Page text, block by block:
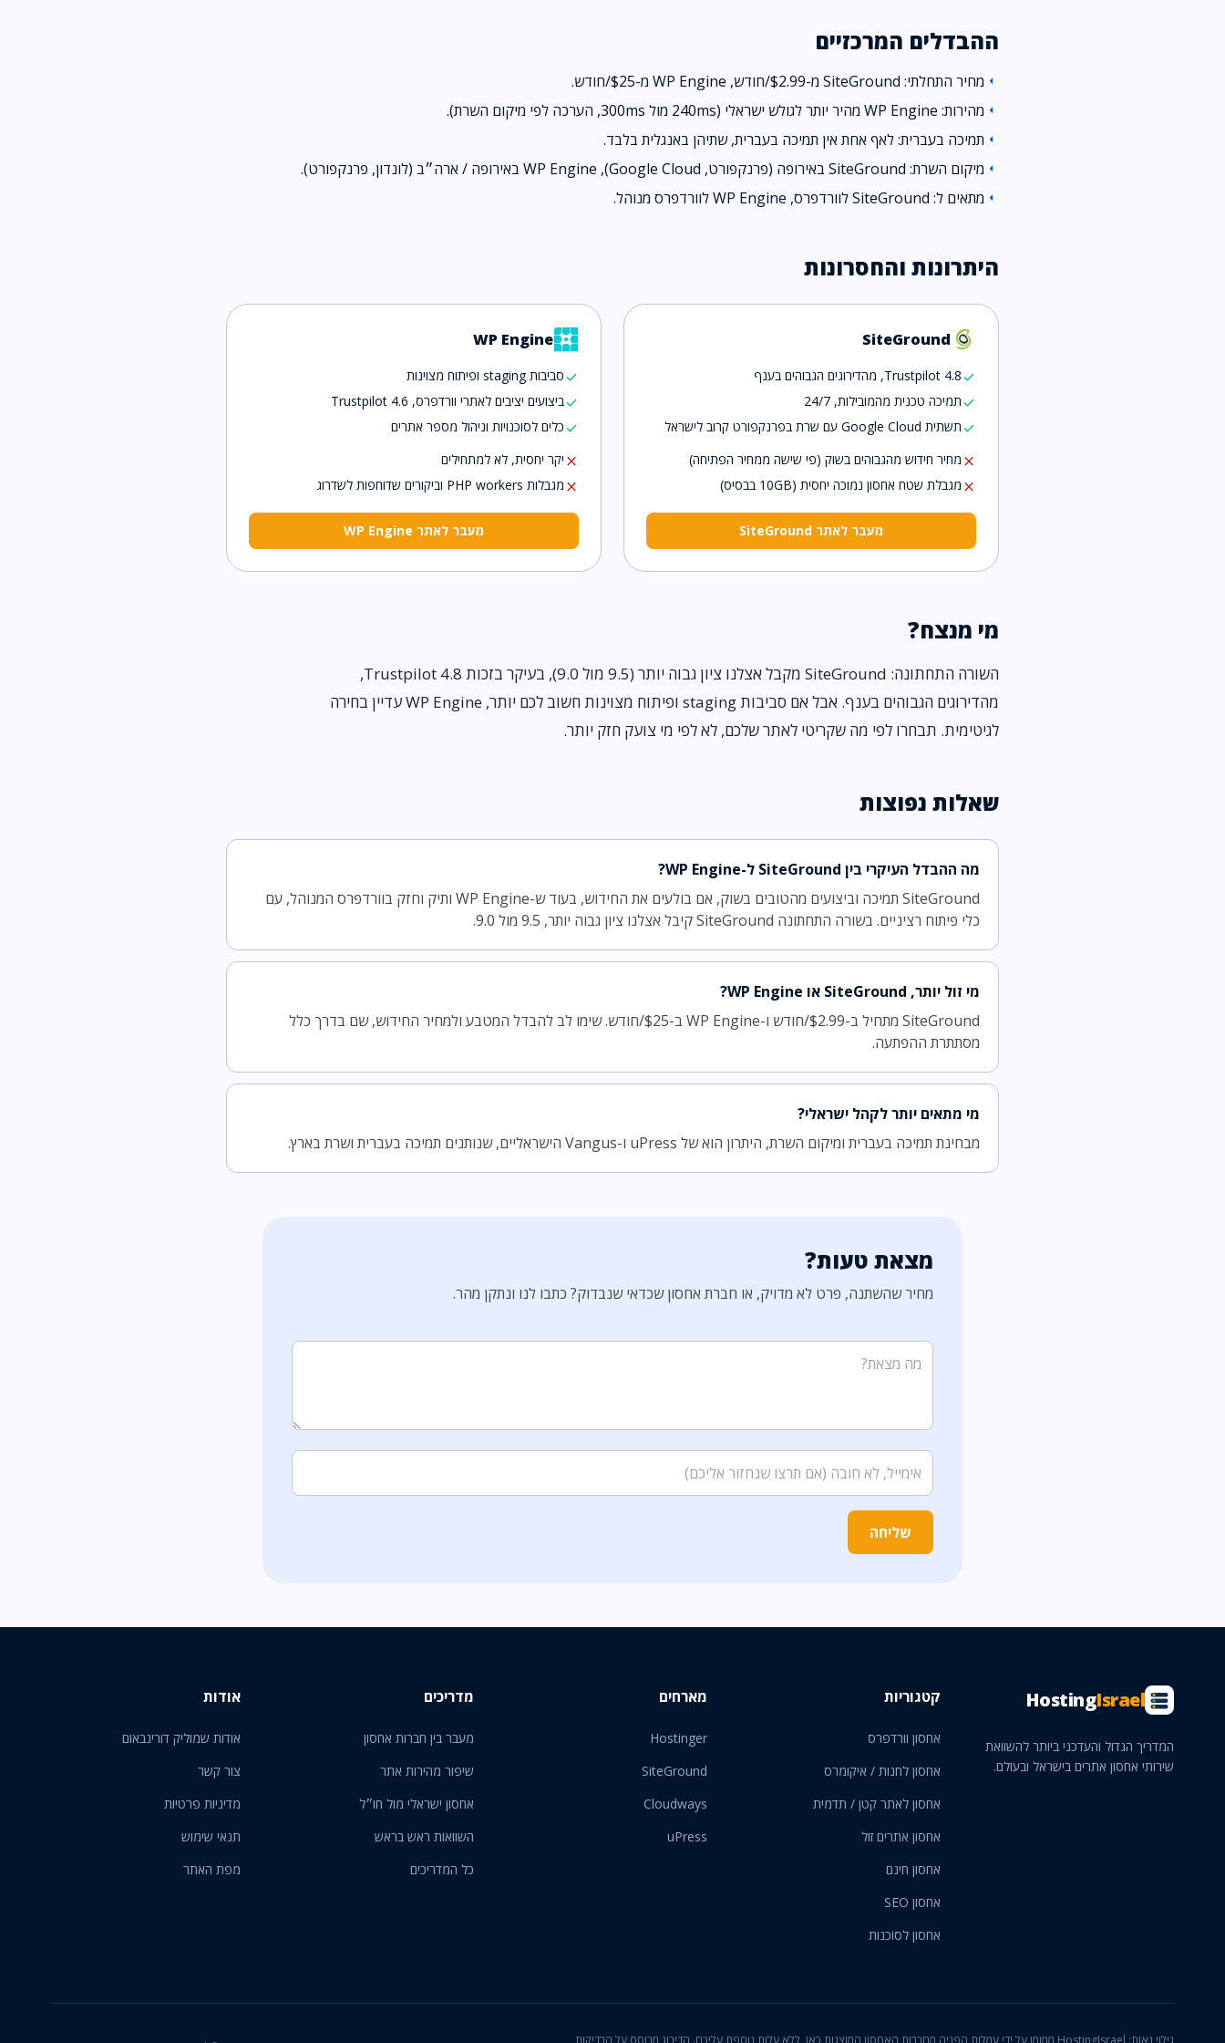
ההבדלים המרכזיים
arrow_left מחיר התחלתי: SiteGround מ-$2.99/חודש, WP Engine מ-$25/חודש.
arrow_left מהירות: WP Engine מהיר יותר לגולש ישראלי (240ms מול 300ms, הערכה לפי מיקום השרת).
arrow_left תמיכה בעברית: לאף אחת אין תמיכה בעברית, שתיהן באנגלית בלבד.
arrow_left מיקום השרת: SiteGround באירופה (פרנקפורט, Google Cloud), WP Engine באירופה / ארה״ב (לונדון, פרנקפורט).
arrow_left מתאים ל: SiteGround לוורדפרס, WP Engine לוורדפרס מנוהל.
היתרונות והחסרונות
SiteGround
checkTrustpilot 4.8, מהדירוגים הגבוהים בענף
checkתמיכה טכנית מהמובילות, 24/7
checkתשתית Google Cloud עם שרת בפרנקפורט קרוב לישראל
close מחיר חידוש מהגבוהים בשוק (פי שישה ממחיר הפתיחה)
close מגבלת שטח אחסון נמוכה יחסית (10GB בבסיס)
מעבר לאתר SiteGround
WP Engine
checkסביבות staging ופיתוח מצוינות
checkביצועים יציבים לאתרי וורדפרס, Trustpilot 4.6
checkכלים לסוכנויות וניהול מספר אתרים
close יקר יחסית, לא למתחילים
close מגבלות PHP workers וביקורים שדוחפות לשדרוג
מעבר לאתר WP Engine
מי מנצח?
השורה התחתונה: SiteGround מקבל אצלנו ציון גבוה יותר (9.5 מול 9.0), בעיקר בזכות Trustpilot 4.8,
מהדירוגים הגבוהים בענף. אבל אם סביבות staging ופיתוח מצוינות חשוב לכם יותר, WP Engine עדיין בחירה
לגיטימית. תבחרו לפי מה שקריטי לאתר שלכם, לא לפי מי צועק חזק יותר.
שאלות נפוצות
מה ההבדל העיקרי בין SiteGround ל-WP Engine?
SiteGround תמיכה וביצועים מהטובים בשוק, אם בולעים את החידוש, בעוד ש-WP Engine ותיק וחזק בוורדפרס המנוהל, עם
כלי פיתוח רציניים. בשורה התחתונה SiteGround קיבל אצלנו ציון גבוה יותר, 9.5 מול 9.0.
מי זול יותר, SiteGround או WP Engine?
SiteGround מתחיל ב-$2.99/חודש ו-WP Engine ב-$25/חודש. שימו לב להבדל המטבע ולמחיר החידוש, שם בדרך כלל
מסתתרת ההפתעה.
מי מתאים יותר לקהל ישראלי?
מבחינת תמיכה בעברית ומיקום השרת, היתרון הוא של uPress ו-Vangus הישראליים, שנותנים תמיכה בעברית ושרת בארץ.
מצאת טעות?
מחיר שהשתנה, פרט לא מדויק, או חברת אחסון שכדאי שנבדוק? כתבו לנו ונתקן מהר.
שליחה
HostingIsrael
המדריך הגדול והעדכני ביותר להשוואת
שירותי אחסון אתרים בישראל ובעולם.
קטגוריות
אחסון וורדפרס
אחסון לחנות / איקומרס
אחסון לאתר קטן / תדמית
אחסון אתרים זול
אחסון חינם
אחסון SEO
אחסון לסוכנות
מארחים
Hostinger
SiteGround
Cloudways
uPress
מדריכים
מעבר בין חברות אחסון
שיפור מהירות אתר
אחסון ישראלי מול חו״ל
השוואות ראש בראש
כל המדריכים
אודות
אודות שמוליק דורינבאום
צור קשר
מדיניות פרטיות
תנאי שימוש
מפת האתר
גילוי נאות: HostingIsrael ממומן על ידי עמלות הפניה מחברות האחסון המוצגות כאן, ללא עלות נוספת עליכם. הדירוג מבוסס על הבדיקות